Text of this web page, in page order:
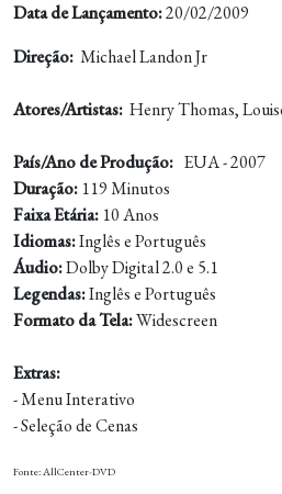
Data de Lançamento:20/02/2009
Direção: Michael Landon Jr
Atores/Artistas: Henry Thomas,
País/Ano de Produção: EUA - 2007
Duração: 119 Minutos
Faixa Etária: 10 Anos
Idiomas:Inglês e Português
Áudio:Dolby Digital 2.0 e 5.1
Legendas:Inglês e Português
Formato da Tela:Widescreen
Extras:
- Menu Interativo
- Seleção de Cenas
Fonte: AllCenter-DVD